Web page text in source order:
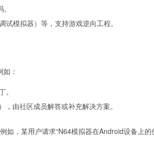
模拟器）等，支持游戏逆向工程。
：
。
，由社区成员解答或补充解决方案。
，某用户请求“N64模拟器在Android设备上